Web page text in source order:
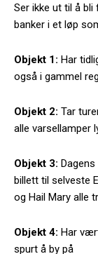
Ser ikke ut til å
banker i et løp
Objekt 1: Har
også i gammel
Objekt 2: Tar
alle varsellamper
Objekt 3:
billett til selveste
og Hail Mary alle
Objekt 4: Har
spurt å by på